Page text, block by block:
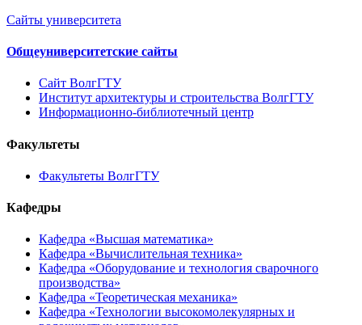
Сайты университета
Общеуниверситетские сайты
Сайт ВолгГТУ
Институт архитектуры и строительства ВолгГТУ
Информационно-библиотечный центр
Факультеты
Факультеты ВолгГТУ
Кафедры
Кафедра «Высшая математика»
Кафедра «Вычислительная техника»
Кафедра «Оборудование и технология сварочного
производства»
Кафедра «Теоретическая механика»
Кафедра «Технологии высокомолекулярных и